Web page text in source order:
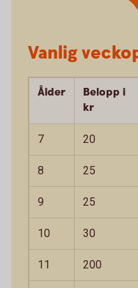
Vanlig
Ålder
Belopp i
kr
7 20
8 25
9 25
10 30
11 200